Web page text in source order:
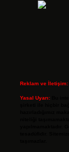
Reklam ve İletişim:
Yasal Uyarı: